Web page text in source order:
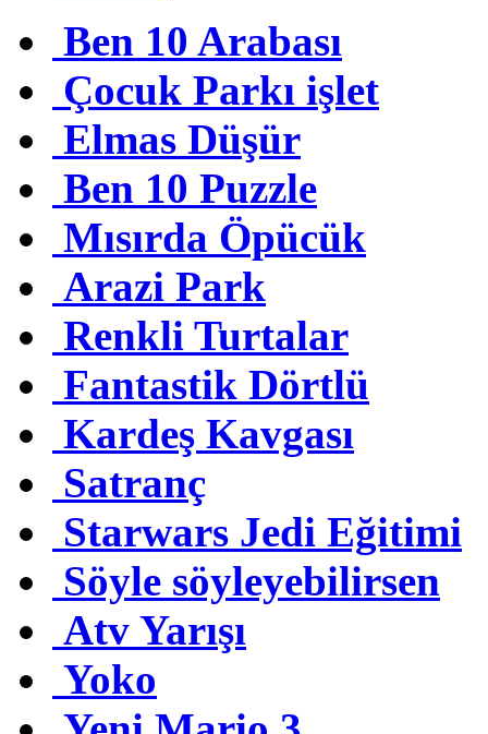
Ben 10 Arabası
Çocuk Parkı işlet
Elmas Düşür
Ben 10 Puzzle
Mısırda Öpücük
Arazi Park
Renkli Turtalar
Fantastik Dörtlü
Kardeş Kavgası
Satranç
Starwars Jedi Eğitimi
Söyle söyleyebilirsen
Atv Yarışı
Yoko